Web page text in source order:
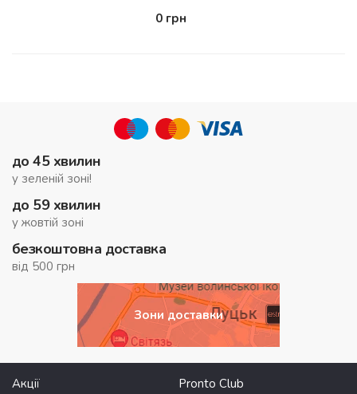
0грн
до 45 хвилин
у зеленій зоні!
до 59 хвилин
у жовтій зоні
безкоштовна доставка
від 500 грн
Зони доставки
Акції
Pronto Club